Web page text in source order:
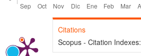
Citations
Scopus - Citation Indexes: